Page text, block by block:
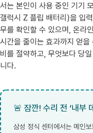
서는 본인이 사용 중인 기기
갤럭시 Z 플립 배터리)을 입
무를 확인할 수 있으며, 온라
시간을 줄이는 효과까지 얻
비를 절약하고, 무엇보다 당
니다.
🚨 잠깐! 수리 전 ‘내부
삼성 정식 센터에서는 메인